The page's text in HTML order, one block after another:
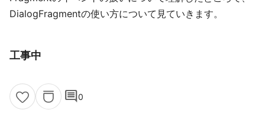
DialogFragmentの使い方について見ていきます。
工事中
comment0